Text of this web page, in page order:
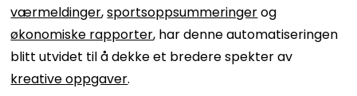
værmeldinger,sportsoppsummeringerog
økonomiske rapporter, har denne automatiseringen
blitt utvidet til å dekke et bredere spekter av
kreative oppgaver.